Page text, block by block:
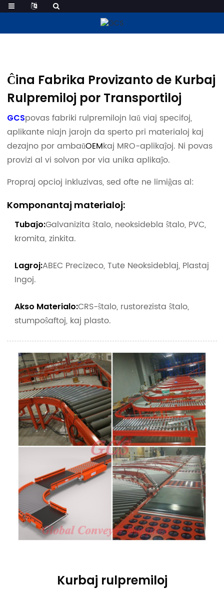
Kurbaj Rulpremiloj
Ĉina Fabrika Provizanto de Kurbaj
Rulpremiloj por Transportiloj
GCSpovas fabriki rulpremilojn laŭ viaj specifoj,
aplikante niajn jarojn da sperto pri materialoj kaj
dezajno por ambaŭOEMkaj MRO-aplikaĵoj. Ni povas
provizi al vi solvon por via unika aplikaĵo.
Propraj opcioj inkluzivas, sed ofte ne limiĝas al:
Komponantaj materialoj:
Tubaĵo:Galvanizita ŝtalo, neoksidebla ŝtalo, PVC,
kromita, zinkita.
Lagroj:ABEC Precizeco, Tute Neoksideblaj, Plastaj
Ingoj.
Akso Materialo:CRS-ŝtalo, rustorezista ŝtalo,
stumpoŝaftoj, kaj plasto.
Kurbaj rulpremiloj